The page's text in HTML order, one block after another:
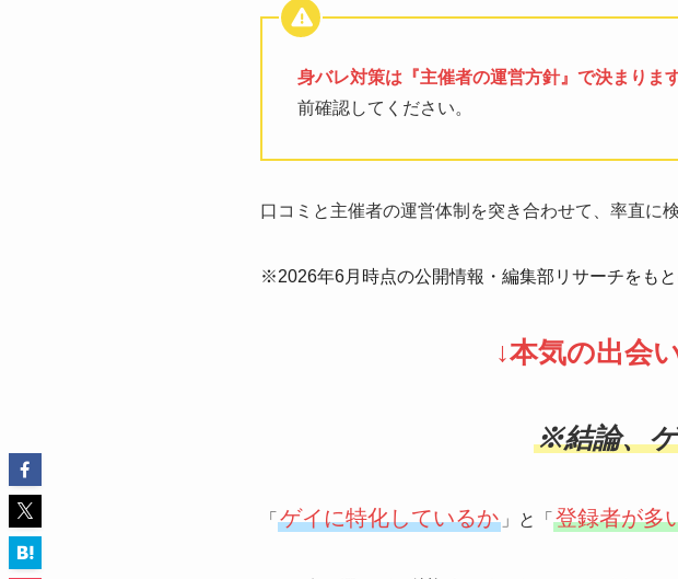
身バレ対策は『主催者の運営方針』で決まります
前確認してください。
口コミと主催者の運営体制を突き合わせて、率直に検
※2026年6月時点の公開情報・編集部リサーチをもと
↓本気の出会
※結論、ゲ
「 ゲイに特化しているか 」と「 登録者が多